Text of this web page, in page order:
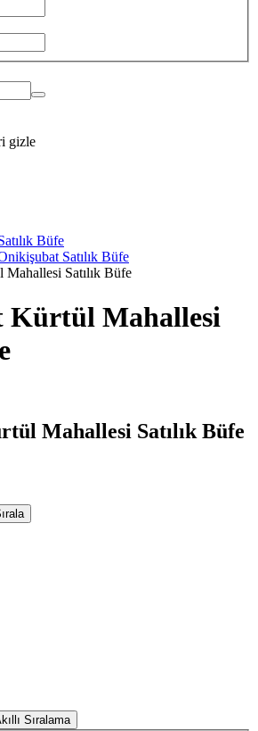
gizle
Büfe
Satılık Büfe
Satılık Büfe
Kürtül Mahallesi
Mahallesi Satılık Büfe
Sıralama